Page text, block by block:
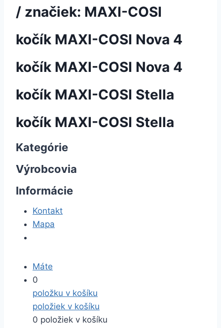
/ značiek: MAXI-COSI
kočík MAXI-COSI Nova 4
kočík MAXI-COSI Nova 4
kočík MAXI-COSI Stella
kočík MAXI-COSI Stella
Kategórie
Výrobcovia
Informácie
Kontakt
Mapa
Máte
0
položku v košíku
položiek v košíku
0 položiek v košíku